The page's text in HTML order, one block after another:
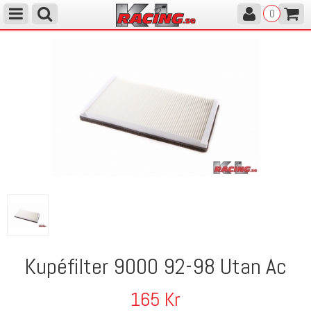
0
Kupéfilter 9000 92-98 Utan Ac
165 Kr